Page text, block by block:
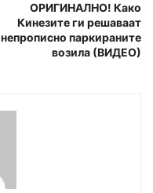
ОРИГИНАЛНО! Како
Кинезите ги решаваат
непрописно паркираните
возила (ВИДЕО)